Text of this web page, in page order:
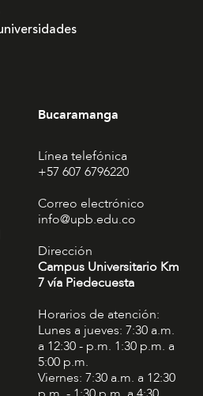
Bucaramanga
Línea telefónica
+57 607 6796220
Correo electrónico
info@upb.edu.co
Dirección
Campus Universitario Km
7 vía Piedecuesta
Horarios de atención:
Lunes a jueves: 7:30 a.m.
a 12:30 - p.m. 1:30 p.m. a
5:00 p.m.
Viernes: 7:30 a.m. a 12:30